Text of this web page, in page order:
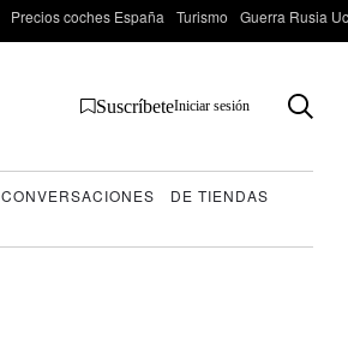
Precios coches España Turismo Guerra Rusia
SuscríbeteIniciar sesión
CONVERSACIONES DE TIENDAS